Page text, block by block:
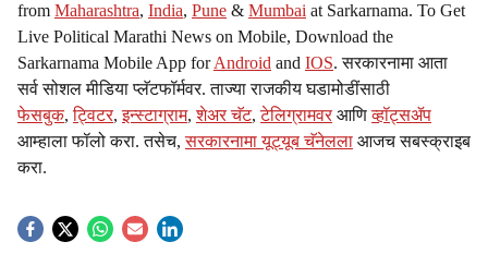
from Maharashtra, India, Pune & Mumbai at Sarkarnama. To Get
Live Political Marathi News on Mobile, Download the
Sarkarnama Mobile App forAndroid and IOS. सरकारनामा आता
सर्व सोशल मीडिया प्लॅटफॉर्मवर. ताज्या राजकीय घडामोडींसाठी
फेसबुक,ट्विटर,इन्स्टाग्राम,शेअर चॅट,टेलिग्रामवर आणिव्हॉट्सॲप
आम्हाला फॉलो करा. तसेच,सरकारनामा यूट्यूब चॅनेलला आजच सबस्क्राइब
करा.